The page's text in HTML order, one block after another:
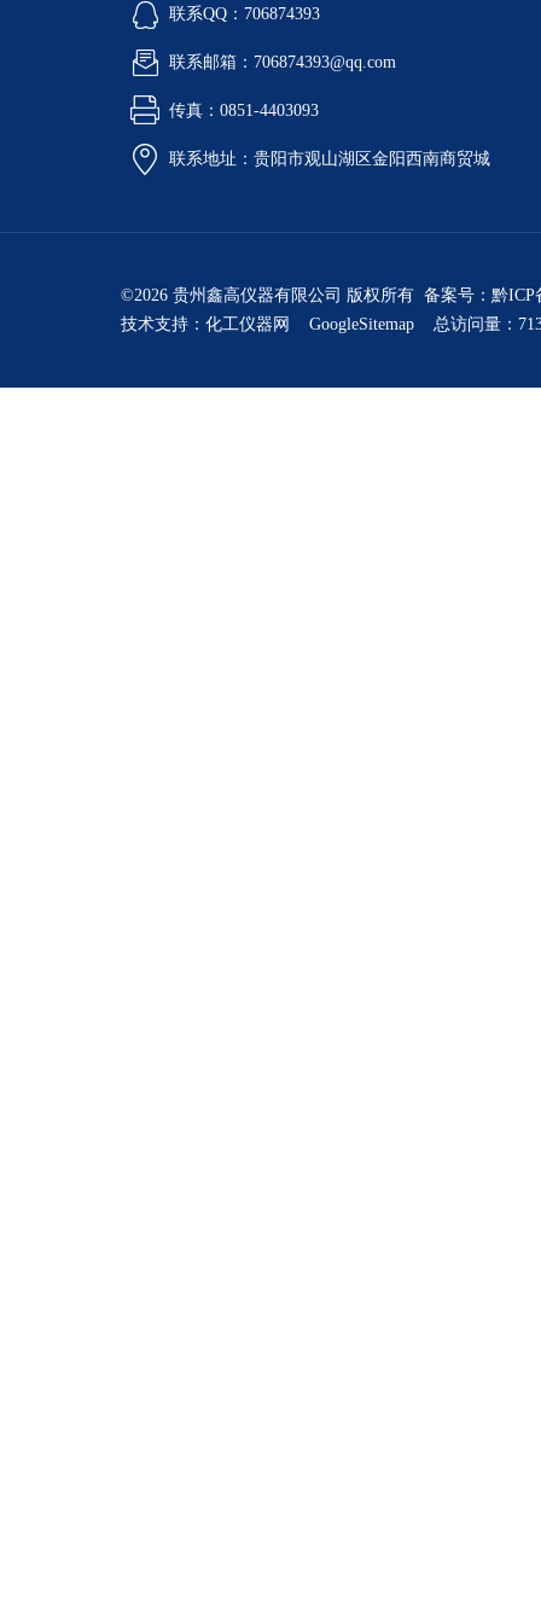
联系QQ：706874393
联系邮箱：706874393@qq.com
传真：0851-4403093
联系地址：贵阳市观山湖区金阳西南商贸城
©2026 贵州鑫高仪器有限公司 版权所有 备案号： 黔ICP
技术支持： 化工仪器网 GoogleSitemap 总访问量：